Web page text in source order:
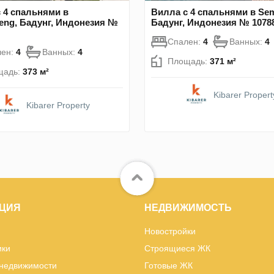
4 спальнями в
Бадунг, Индонезия №
4 Ванных: 4
373 м²
Kibarer Property
Вилла с 4 спальнями в
Бадунг, Индонезия №
Спален: 4 Ванных: 4
Площадь: 371 м²
Kibarer
НЕДВИЖИМОСТЬ
Новостройки
Строящиеся ЖК
Готовые ЖК